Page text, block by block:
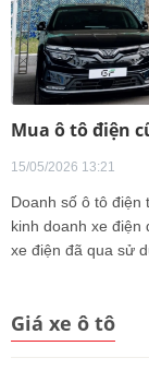
Mua ô tô điện
15/05/2026 13:21
Doanh số ô tô điện
kinh doanh xe
xe điện đã qua sử
Giá xe ô tô